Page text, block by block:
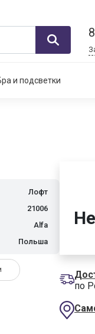
и подсветки
Лофт
21006
Alfa
Польша
по